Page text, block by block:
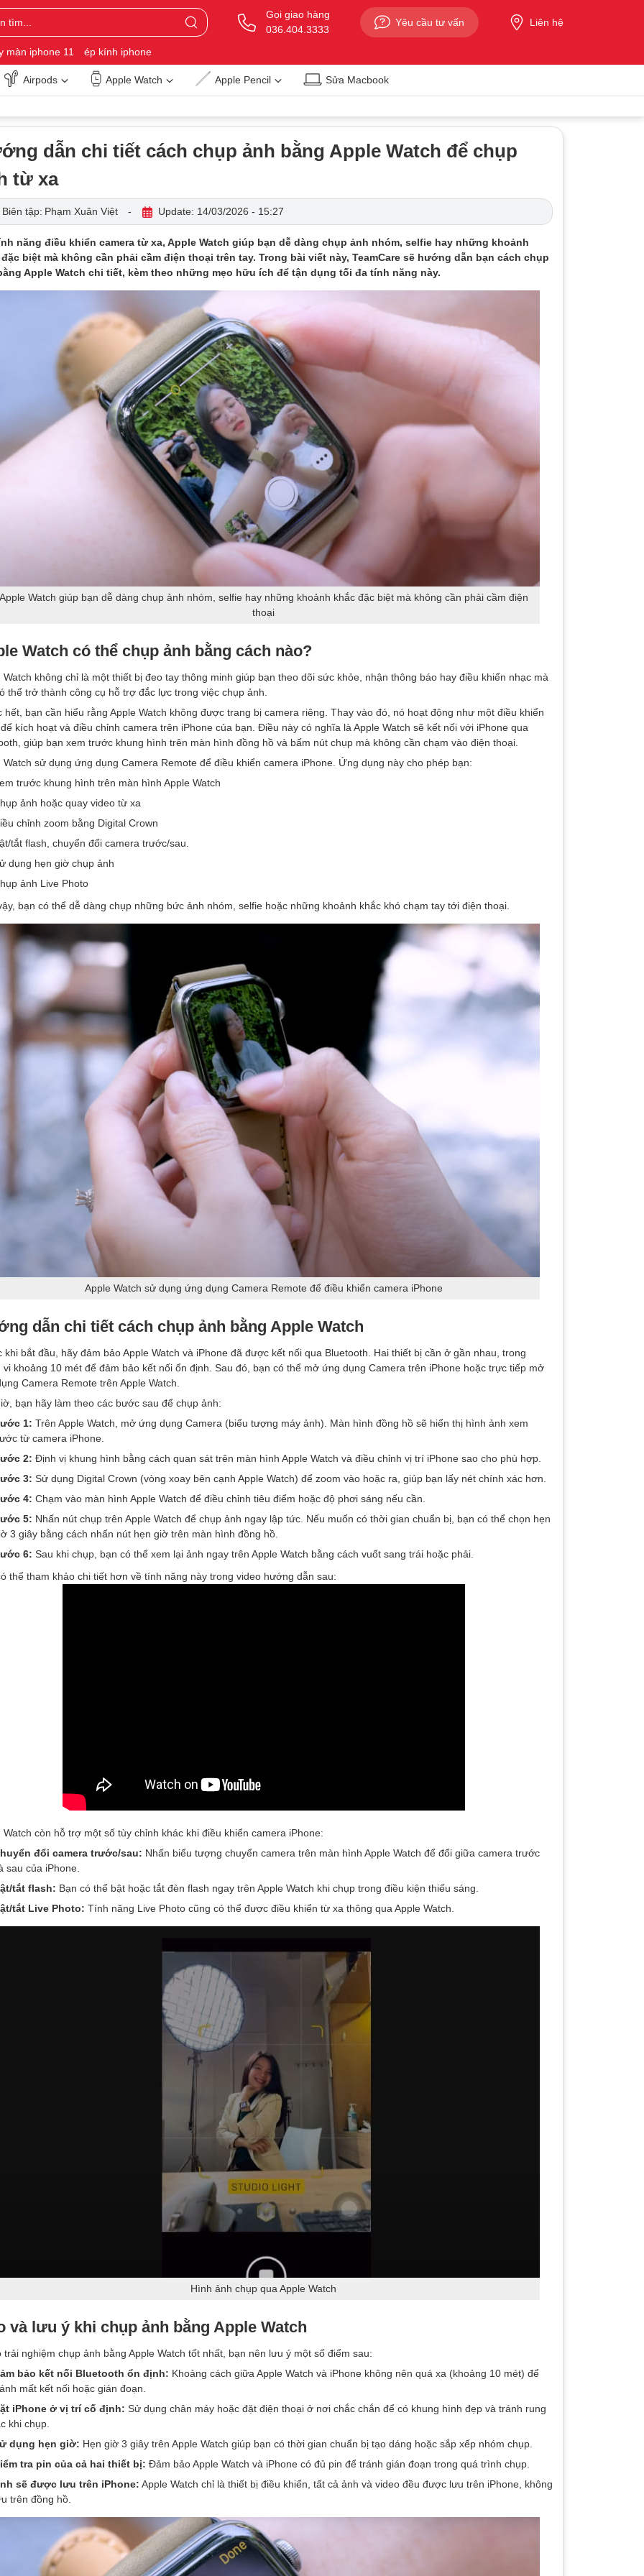
Gọi giao hàng
036.404.3333
Yêu cầu tư vấn Liên hệ
màn iphone 11 ép kính iphone
Airpods Apple Watch Apple Pencil Sửa Macbook
dẫn chi tiết cách chụp ảnh bằng Apple Watch để chụp
từ xa
Biên tập: Phạm Xuân Việt - Update: 14/03/2026 - 15:27
năng điều khiển camera từ xa, Apple Watch giúp bạn dễ dàng chụp ảnh nhóm, selfie hay những khoảnh
biệt mà không cần phải cầm điện thoại trên tay. Trong bài viết này, TeamCare sẽ hướng dẫn bạn cách chụp
Apple Watch chi tiết, kèm theo những mẹo hữu ích để tận dụng tối đa tính năng này.
Apple Watch giúp bạn dễ dàng chụp ảnh nhóm, selfie hay những khoảnh khắc đặc biệt mà không cần phải cầm điện
thoại
Watch có thể chụp ảnh bằng cách nào?
Watch không chỉ là một thiết bị đeo tay thông minh giúp bạn theo dõi sức khỏe, nhận thông báo hay điều khiển nhạc mà
thể trở thành công cụ hỗ trợ đắc lực trong việc chụp ảnh.
hết, bạn cần hiểu rằng Apple Watch không được trang bị camera riêng. Thay vào đó, nó hoạt động như một điều khiển
kích hoạt và điều chỉnh camera trên iPhone của bạn. Điều này có nghĩa là Apple Watch sẽ kết nối với iPhone qua
giúp bạn xem trước khung hình trên màn hình đồng hồ và bấm nút chụp mà không cần chạm vào điện thoại.
Watch sử dụng ứng dụng Camera Remote để điều khiển camera iPhone. Ứng dụng này cho phép bạn:
trước khung hình trên màn hình Apple Watch
ảnh hoặc quay video từ xa
chỉnh zoom bằng Digital Crown
tắt flash, chuyển đổi camera trước/sau.
dụng hẹn giờ chụp ảnh
ảnh Live Photo
bạn có thể dễ dàng chụp những bức ảnh nhóm, selfie hoặc những khoảnh khắc khó chạm tay tới điện thoại.
Apple Watch sử dụng ứng dụng Camera Remote để điều khiển camera iPhone
dẫn chi tiết cách chụp ảnh bằng Apple Watch
khi bắt đầu, hãy đảm bảo Apple Watch và iPhone đã được kết nối qua Bluetooth. Hai thiết bị cần ở gần nhau, trong
vi khoảng 10 mét để đảm bảo kết nối ổn định. Sau đó, bạn có thể mở ứng dụng Camera trên iPhone hoặc trực tiếp mở
Camera Remote trên Apple Watch.
bạn hãy làm theo các bước sau để chụp ảnh:
1: Trên Apple Watch, mở ứng dụng Camera (biểu tượng máy ảnh). Màn hình đồng hồ sẽ hiển thị hình ảnh xem
từ camera iPhone.
2: Định vị khung hình bằng cách quan sát trên màn hình Apple Watch và điều chỉnh vị trí iPhone sao cho phù hợp.
3: Sử dụng Digital Crown (vòng xoay bên cạnh Apple Watch) để zoom vào hoặc ra, giúp bạn lấy nét chính xác hơn.
4: Chạm vào màn hình Apple Watch để điều chỉnh tiêu điểm hoặc độ phơi sáng nếu cần.
5: Nhấn nút chụp trên Apple Watch để chụp ảnh ngay lập tức. Nếu muốn có thời gian chuẩn bị, bạn có thể chọn hẹn
3 giây bằng cách nhấn nút hẹn giờ trên màn hình đồng hồ.
6: Sau khi chụp, bạn có thể xem lại ảnh ngay trên Apple Watch bằng cách vuốt sang trái hoặc phải.
thể tham khảo chi tiết hơn về tính năng này trong video hướng dẫn sau:
Watch còn hỗ trợ một số tùy chỉnh khác khi điều khiển camera iPhone:
đổi camera trước/sau: Nhấn biểu tượng chuyển camera trên màn hình Apple Watch để đổi giữa camera trước
sau của iPhone.
tắt flash: Bạn có thể bật hoặc tắt đèn flash ngay trên Apple Watch khi chụp trong điều kiện thiếu sáng.
tắt Live Photo: Tính năng Live Photo cũng có thể được điều khiển từ xa thông qua Apple Watch.
Hình ảnh chụp qua Apple Watch
và lưu ý khi chụp ảnh bằng Apple Watch
trải nghiệm chụp ảnh bằng Apple Watch tốt nhất, bạn nên lưu ý một số điểm sau:
bảo kết nối Bluetooth ổn định: Khoảng cách giữa Apple Watch và iPhone không nên quá xa (khoảng 10 mét) để
mất kết nối hoặc gián đoạn.
iPhone ở vị trí cố định: Sử dụng chân máy hoặc đặt điện thoại ở nơi chắc chắn để có khung hình đẹp và tránh rung
khi chụp.
dụng hẹn giờ: Hẹn giờ 3 giây trên Apple Watch giúp bạn có thời gian chuẩn bị tạo dáng hoặc sắp xếp nhóm chụp.
tra pin của cả hai thiết bị: Đảm bảo Apple Watch và iPhone có đủ pin để tránh gián đoạn trong quá trình chụp.
sẽ được lưu trên iPhone: Apple Watch chỉ là thiết bị điều khiển, tất cả ảnh và video đều được lưu trên iPhone, không
trên đồng hồ.